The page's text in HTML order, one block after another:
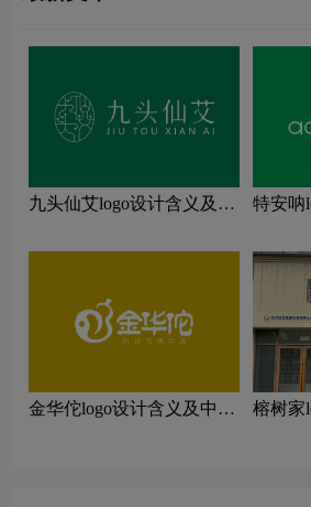
九头仙艾logo设计含义及中
特安呐
金华佗logo设计含义及中医
榕树家